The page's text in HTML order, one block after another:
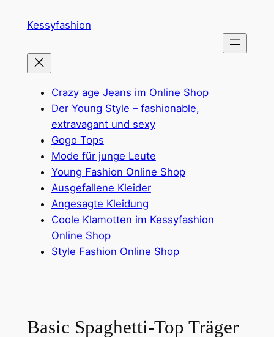
InhaltKessyfashion
Crazy age Jeans im Online Shop
Der Young Style – fashionable,
extravagant und sexy
Gogo Tops
Mode für junge Leute
Young Fashion Online Shop
Ausgefallene Kleider
Angesagte Kleidung
Coole Klamotten im Kessyfashion
Online Shop
Style Fashion Online Shop
Basic Spaghetti-Top Träger